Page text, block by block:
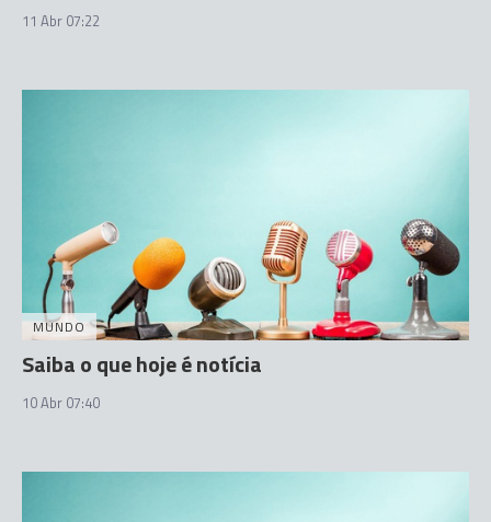
11 Abr 07:22
MUNDO
Saiba o que hoje é notícia
10 Abr 07:40